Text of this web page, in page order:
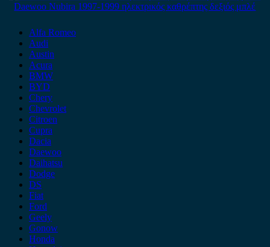
Daewoo Nubira 1997-1999 ηλεκτρικός καθρέπτης δεξιός μπλέ
Alfa Romeo
Audi
Austin
Acura
BMW
BYD
Chery
Chevrolet
Citroen
Cupra
Dacia
Daewoo
Daihatsu
Dodge
DS
Fiat
Ford
Geely
Gonow
Honda